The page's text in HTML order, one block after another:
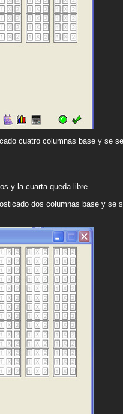
cuatro columnas base y se
y la cuarta queda libre.
dos columnas base y se